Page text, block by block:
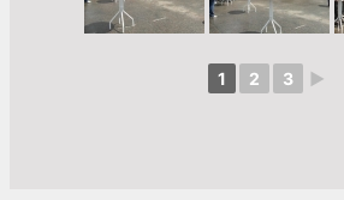
1 2 3 ►